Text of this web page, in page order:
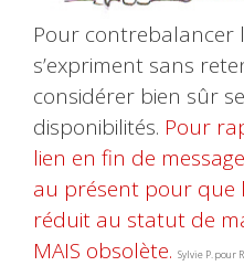
Pour contrebalancer
s’expriment sans
considérer bien sûr
disponibilités. Pour
lien en fin de
au présent pour que
réduit au statut de
MAIS obsolète. Sylvie P. pour